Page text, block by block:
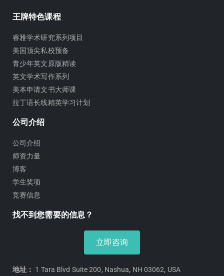
王牌特色课程
睿雅学术研究系列项目
美国顶尖私校预备
青少年英文原版精读
英文学术写作系列
美本申请文书大师课
拉丁语长线精英学习计划
公司介绍
公司介绍
师资力量
博客
学生奖项
竞赛信息
找不到您需要的信息？
立即咨询
地址： 1 Tara Blvd Suite 200, Nashua, NH 03062, USA